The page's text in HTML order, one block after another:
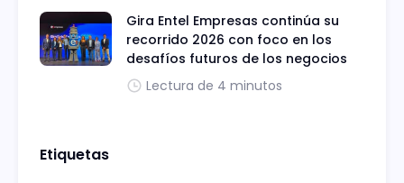
Gira Entel Empresas continúa su
recorrido 2026 con foco en los
desafíos futuros de los negocios
Lectura de 4 minutos
Etiquetas